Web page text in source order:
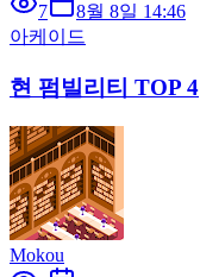
7
8월 8일 14:46
아케이드
현 펌빌리티 TOP 4
Mokou